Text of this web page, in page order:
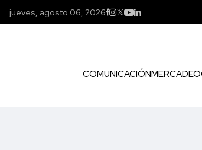
jueves, agosto 06, 2026
COMUNICACIÓNMERCADEO